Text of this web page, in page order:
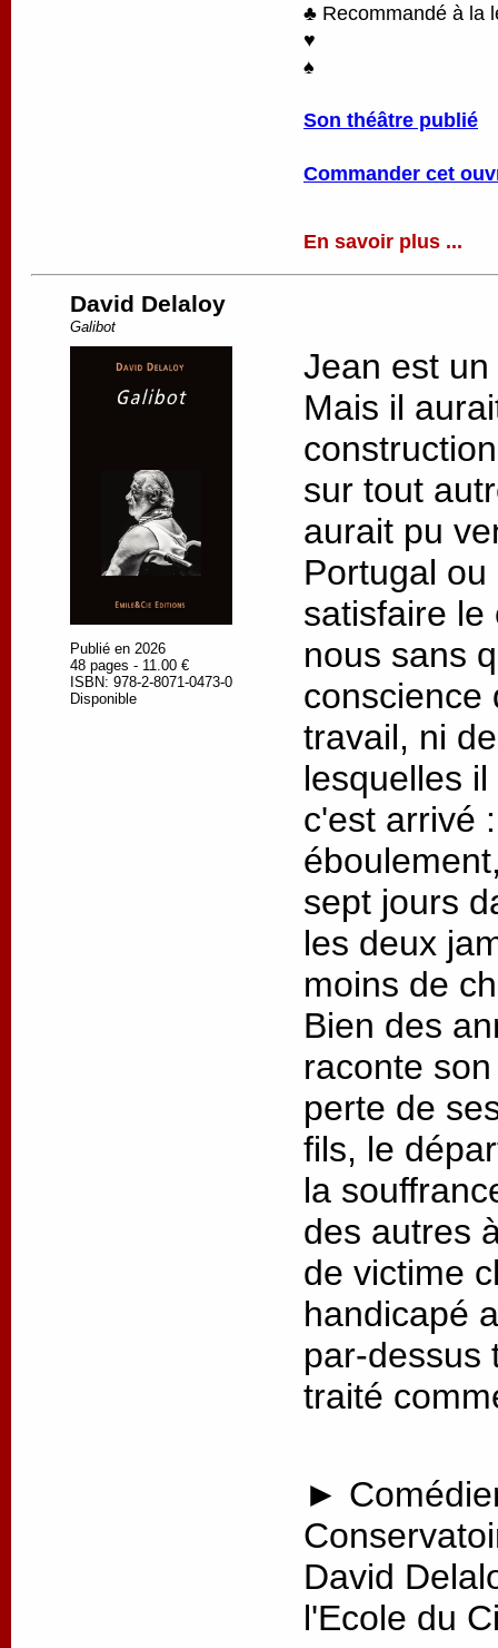
♣ Recommandé à la
♥
♠
Son théâtre publié
Commander cet
En savoir plus ...
David Delaloy
Galibot
Publié en 2026
48 pages - 11.00 €
ISBN: 978-2-8071-0473-0
Disponible
Jean est
Mais il
sur tout
aurait pu
Portugal
satisfaire le
nous sans
conscience
travail, ni
lesquelles
c'est arrivé
sept jours
les deux
moins de
Bien des
raconte
perte de
fils, le
la
des autres
de victime
handicapé
par-dessus
traité
►
David
l'Ecole du